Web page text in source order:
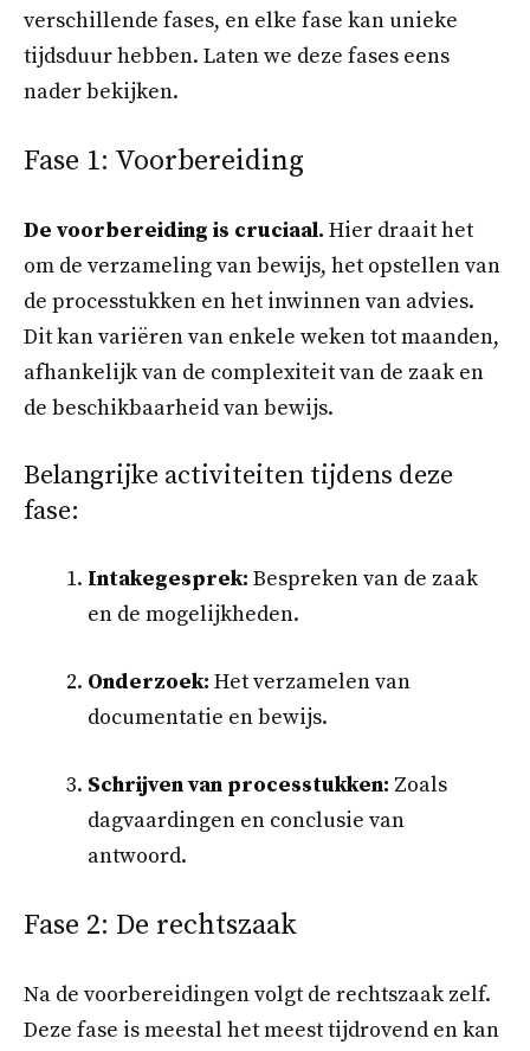
verschillende fases, en elke fase kan unieke
tijdsduur hebben. Laten we deze fases eens
nader bekijken.
Fase 1: Voorbereiding
De voorbereiding is cruciaal. Hier draait het
om de verzameling van bewijs, het opstellen van
de processtukken en het inwinnen van advies.
Dit kan variëren van enkele weken tot maanden,
afhankelijk van de complexiteit van de zaak en
de beschikbaarheid van bewijs.
Belangrijke activiteiten tijdens deze
fase:
Intakegesprek: Bespreken van de zaak
en de mogelijkheden.
Onderzoek: Het verzamelen van
documentatie en bewijs.
Schrijven van processtukken: Zoals
dagvaardingen en conclusie van
antwoord.
Fase 2: De rechtszaak
Na de voorbereidingen volgt de rechtszaak zelf.
Deze fase is meestal het meest tijdrovend en kan